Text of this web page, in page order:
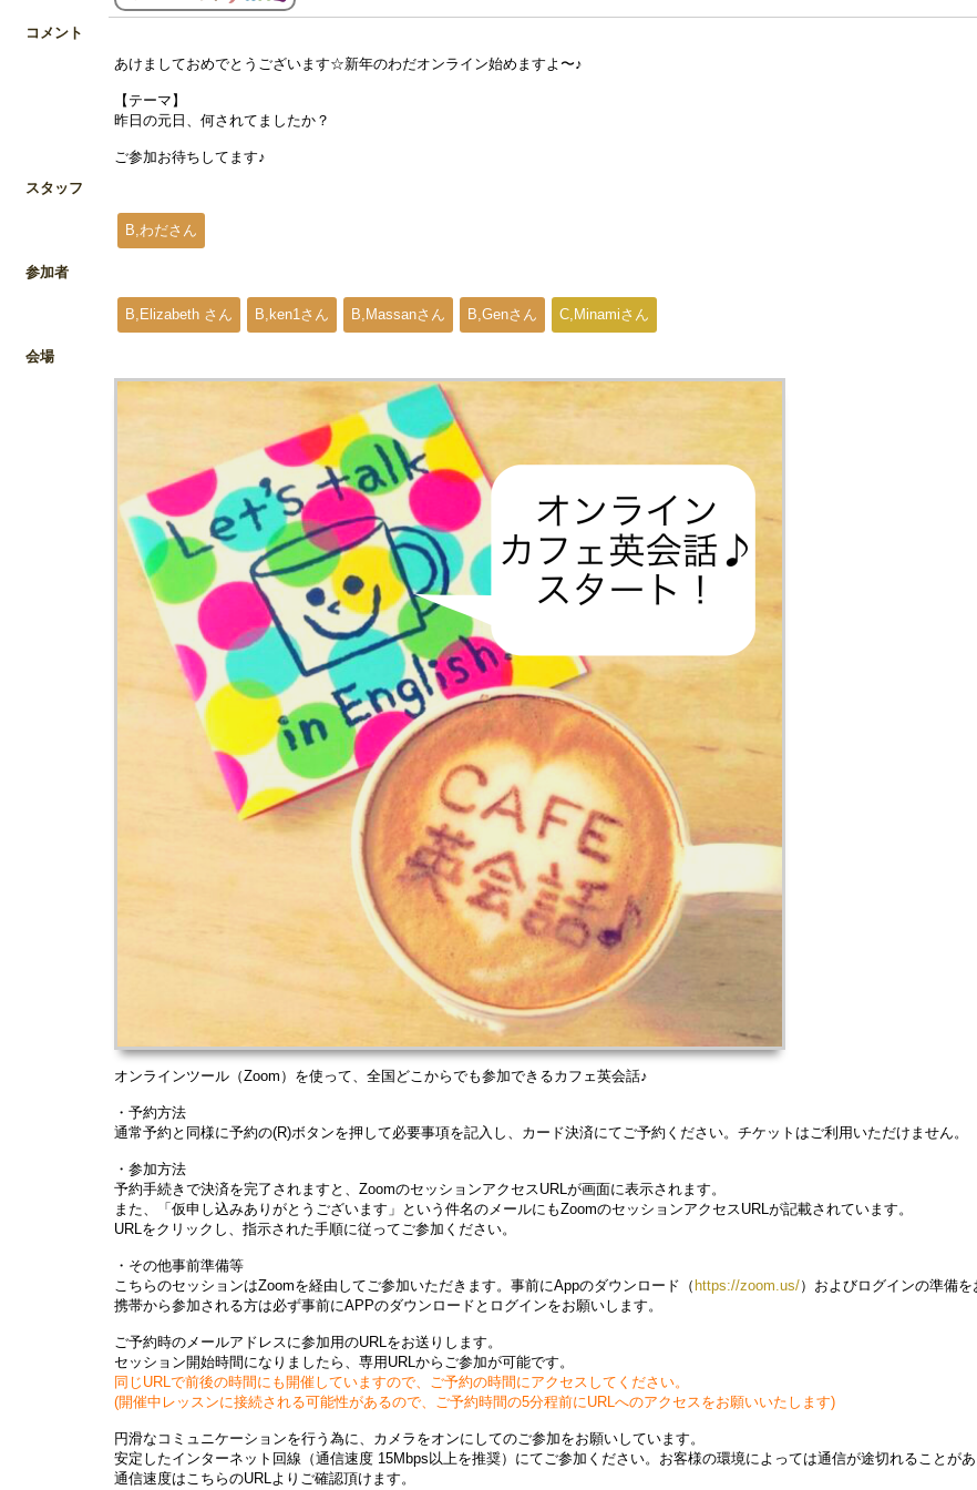
コメント
あけましておめでとうございます☆新年のわだオンライン始めますよ〜♪
【テーマ】
昨日の元日、何されてましたか？
ご参加お待ちしてます♪
スタッフ
B,わださん
参加者
B,Elizabeth さん B,ken1さん B,Massanさん B,Genさん C,Minamiさん
会場
オンラインツール（Zoom）を使って、全国どこからでも参加できるカフェ英会話♪
・予約方法
通常予約と同様に予約の(R)ボタンを押して必要事項を記入し、カード決済にてご予約ください。チケットはご利用いただけません。
・参加方法
予約手続きで決済を完了されますと、ZoomのセッションアクセスURLが画面に表示されます。
また、「仮申し込みありがとうございます」という件名のメールにもZoomのセッションアクセスURLが記載されています。
URLをクリックし、指示された手順に従ってご参加ください。
・その他事前準備等
こちらのセッションはZoomを経由してご参加いただきます。事前にAppのダウンロード（ https://zoom.us/）およびログインの準備を
携帯から参加される方は必ず事前にAPPのダウンロードとログインをお願いします。
ご予約時のメールアドレスに参加用のURLをお送りします。
セッション開始時間になりましたら、専用URLからご参加が可能です。
同じURLで前後の時間にも開催していますので、ご予約の時間にアクセスしてください。
(開催中レッスンに接続される可能性があるので、ご予約時間の5分程前にURLへのアクセスをお願いいたします)
円滑なコミュニケーションを行う為に、カメラをオンにしてのご参加をお願いしています。
安定したインターネット回線（通信速度 15Mbps以上を推奨）にてご参加ください。お客様の環境によっては通信が途切れることがあ
通信速度はこちらのURLよりご確認頂けます。